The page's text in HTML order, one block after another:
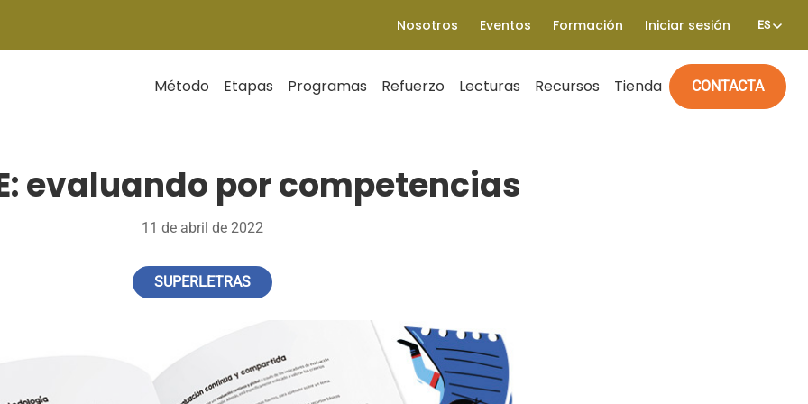
Nosotros Eventos Formación Iniciar sesión ES
Método Etapas Programas Refuerzo Lecturas Recursos Tienda CONTACTA
evaluando por competencias
11 de abril de 2022
SUPERLETRAS